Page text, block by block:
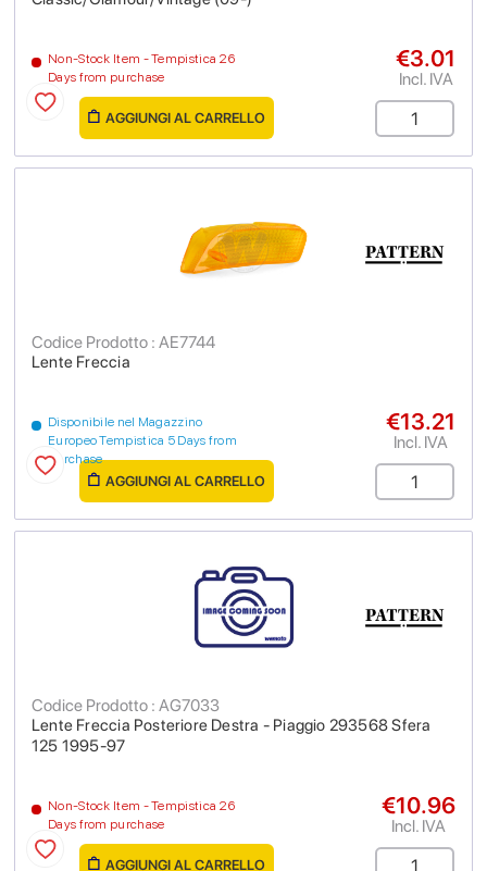
Non-Stock Item - Tempistica 26
Days from purchase
€3.01
Incl. IVA
AGGIUNGI AL CARRELLO
Lente Freccia
Codice Prodotto : AE7744
Disponibile nel Magazzino
Europeo Tempistica 5 Days from
purchase
€13.21
Incl. IVA
AGGIUNGI AL CARRELLO
Lente Freccia Posteriore Destra - Piaggio 293568 Sfera
125 1995-97
Codice Prodotto : AG7033
Non-Stock Item - Tempistica 26
Days from purchase
€10.96
Incl. IVA
AGGIUNGI AL CARRELLO